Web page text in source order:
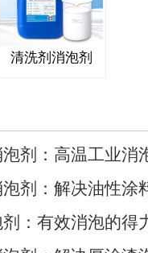
清洗剂消泡剂
：有效消泡的得